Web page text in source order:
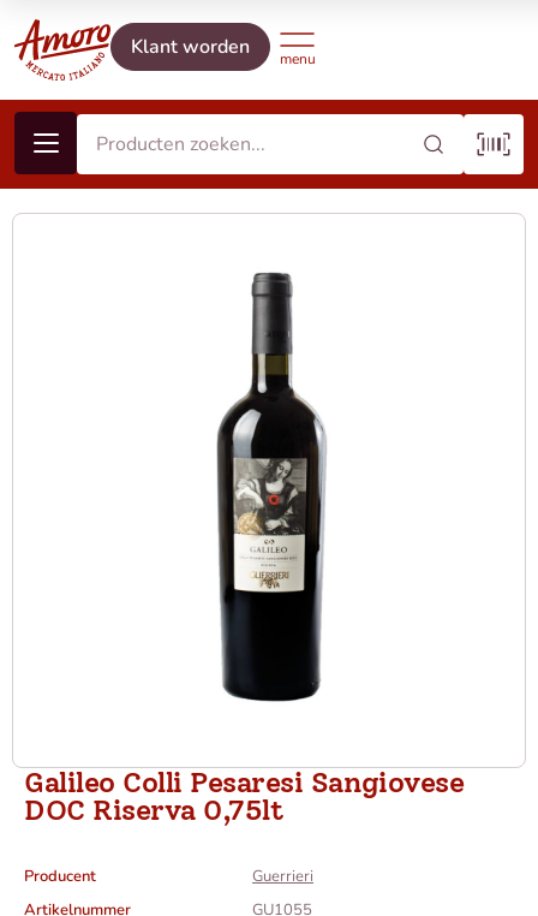
Klant worden
Galileo Colli Pesaresi Sangiovese
DOC Riserva 0,75lt
Producent
Guerrieri
Artikelnummer
GU1055